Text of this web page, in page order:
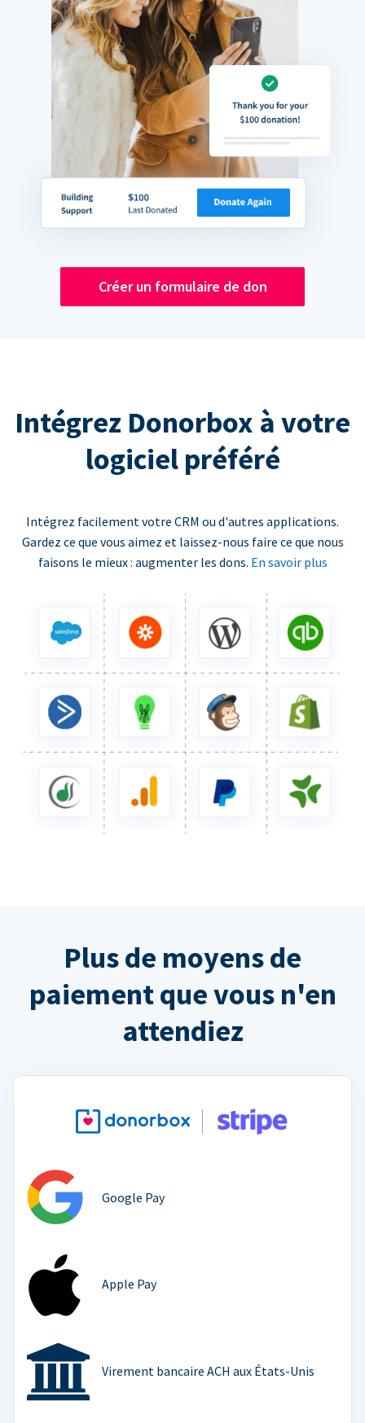
Créer un formulaire de don
Intégrez Donorbox à votre
logiciel préféré
Intégrez facilement votre CRM ou d'autres applications.
Gardez ce que vous aimez et laissez-nous faire ce que nous
faisons le mieux : augmenter les dons. En savoir plus
Plus de moyens de
paiement que vous n'en
attendiez
Google Pay
Apple Pay
Virement bancaire ACH aux États-Unis